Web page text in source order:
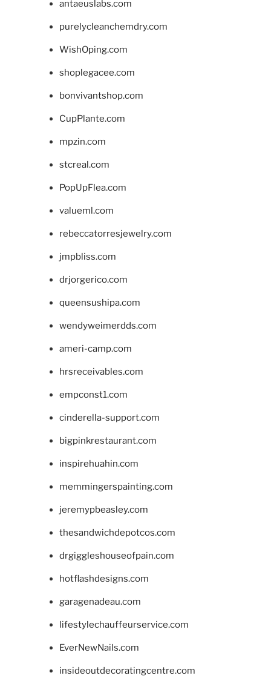
antaeuslabs.com
purelycleanchemdry.com
WishOping.com
shoplegacee.com
bonvivantshop.com
CupPlante.com
mpzin.com
stcreal.com
PopUpFlea.com
valueml.com
rebeccatorresjewelry.com
jmpbliss.com
drjorgerico.com
queensushipa.com
wendyweimerdds.com
ameri-camp.com
hrsreceivables.com
empconst1.com
cinderella-support.com
bigpinkrestaurant.com
inspirehuahin.com
memmingerspainting.com
jeremypbeasley.com
thesandwichdepotcos.com
drgiggleshouseofpain.com
hotflashdesigns.com
garagenadeau.com
lifestylechauffeurservice.com
EverNewNails.com
insideoutdecoratingcentre.com